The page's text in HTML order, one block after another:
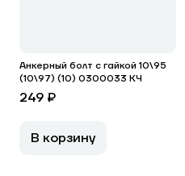
Анкерный болт с гайкой 10\95
(10\97) (10) 0300033 КЧ
249 ₽
В корзину